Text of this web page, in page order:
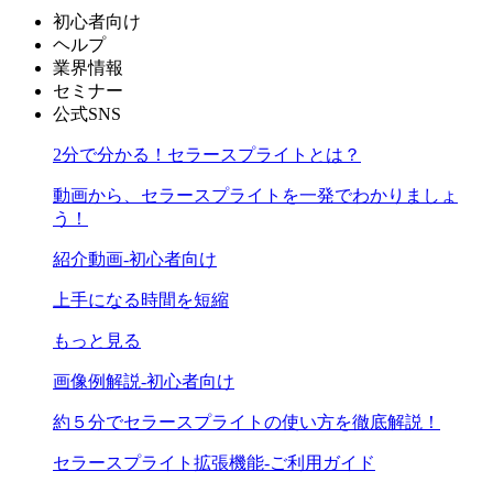
初心者向け
ヘルプ
業界情報
セミナー
公式SNS
2分で分かる！セラースプライトとは？
動画から、セラースプライトを一発でわかりましょ
う！
紹介動画-初心者向け
上手になる時間を短縮
もっと見る
画像例解説-初心者向け
約５分でセラースプライトの使い方を徹底解説！
セラースプライト拡張機能-ご利用ガイド